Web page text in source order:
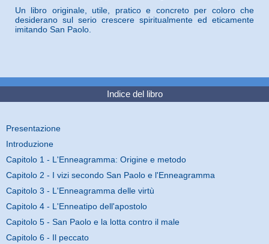
Un libro originale, utile, pratico e concreto per coloro che
desiderano sul serio crescere spiritualmente ed eticamente
imitando San Paolo.
Indice del libro
Presentazione
Introduzione
Capitolo 1 - L'Enneagramma: Origine e metodo
Capitolo 2 - I vizi secondo San Paolo e l'Enneagramma
Capitolo 3 - L'Enneagramma delle virtù
Capitolo 4 - L'Enneatipo dell'apostolo
Capitolo 5 - San Paolo e la lotta contro il male
Capitolo 6 - Il peccato